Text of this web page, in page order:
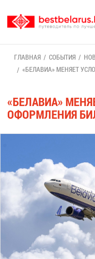
ГЛАВ­НАЯ СО­БЫ­ТИЯ
«БЕ­ЛА­ВИА» МЕ­НЯ­ЕТ
«БЕ­ЛА­ВИА»
ОФОРМ­ЛЕ­НИЯ